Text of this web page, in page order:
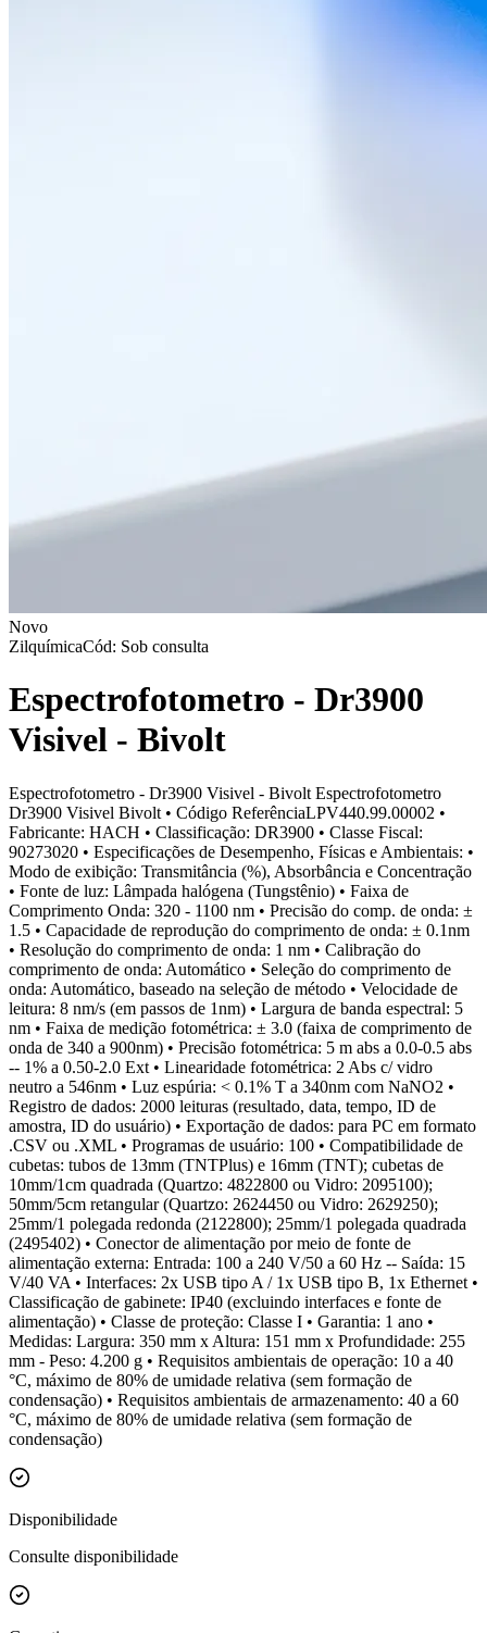
Novo
ZilquímicaCód: Sob consulta
Espectrofotometro - Dr3900
Visivel - Bivolt
Espectrofotometro - Dr3900 Visivel - Bivolt Espectrofotometro
Dr3900 Visivel Bivolt • Código ReferênciaLPV440.99.00002 •
Fabricante: HACH • Classificação: DR3900 • Classe Fiscal:
90273020 • Especificações de Desempenho, Físicas e Ambientais: •
Modo de exibição: Transmitância (%), Absorbância e Concentração
• Fonte de luz: Lâmpada halógena (Tungstênio) • Faixa de
Comprimento Onda: 320 - 1100 nm • Precisão do comp. de onda: ±
1.5 • Capacidade de reprodução do comprimento de onda: ± 0.1nm
• Resolução do comprimento de onda: 1 nm • Calibração do
comprimento de onda: Automático • Seleção do comprimento de
onda: Automático, baseado na seleção de método • Velocidade de
leitura: 8 nm/s (em passos de 1nm) • Largura de banda espectral: 5
nm • Faixa de medição fotométrica: ± 3.0 (faixa de comprimento de
onda de 340 a 900nm) • Precisão fotométrica: 5 m abs a 0.0-0.5 abs
-- 1% a 0.50-2.0 Ext • Linearidade fotométrica: 2 Abs c/ vidro
neutro a 546nm • Luz espúria: < 0.1% T a 340nm com NaNO2 •
Registro de dados: 2000 leituras (resultado, data, tempo, ID de
amostra, ID do usuário) • Exportação de dados: para PC em formato
.CSV ou .XML • Programas de usuário: 100 • Compatibilidade de
cubetas: tubos de 13mm (TNTPlus) e 16mm (TNT); cubetas de
10mm/1cm quadrada (Quartzo: 4822800 ou Vidro: 2095100);
50mm/5cm retangular (Quartzo: 2624450 ou Vidro: 2629250);
25mm/1 polegada redonda (2122800); 25mm/1 polegada quadrada
(2495402) • Conector de alimentação por meio de fonte de
alimentação externa: Entrada: 100 a 240 V/50 a 60 Hz -- Saída: 15
V/40 VA • Interfaces: 2x USB tipo A / 1x USB tipo B, 1x Ethernet •
Classificação de gabinete: IP40 (excluindo interfaces e fonte de
alimentação) • Classe de proteção: Classe I • Garantia: 1 ano •
Medidas: Largura: 350 mm x Altura: 151 mm x Profundidade: 255
mm - Peso: 4.200 g • Requisitos ambientais de operação: 10 a 40
°C, máximo de 80% de umidade relativa (sem formação de
condensação) • Requisitos ambientais de armazenamento: 40 a 60
°C, máximo de 80% de umidade relativa (sem formação de
condensação)
Disponibilidade
Consulte disponibilidade